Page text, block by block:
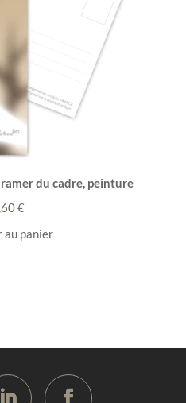
du cadre, peinture
€
au panier